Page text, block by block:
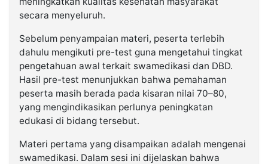
secara menyeluruh.
Sebelum penyampaian materi, peserta terlebih
dahulu mengikuti pre-test guna mengetahui tingkat
pengetahuan awal terkait swamedikasi dan DBD.
Hasil pre-test menunjukkan bahwa pemahaman
peserta masih berada pada kisaran nilai 70–80,
yang mengindikasikan perlunya peningkatan
edukasi di bidang tersebut.
Materi pertama yang disampaikan adalah mengenai
swamedikasi. Dalam sesi ini dijelaskan bahwa